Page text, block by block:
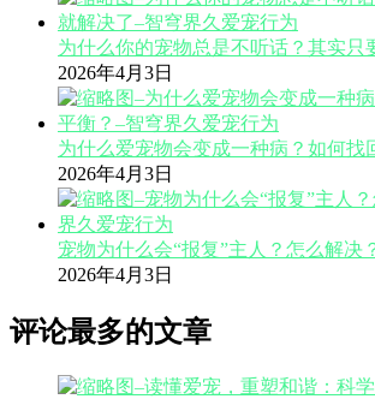
为什么你的宠物总是不听话？其实只
2026年4月3日
为什么爱宠物会变成一种病？如何找
2026年4月3日
宠物为什么会“报复”主人？怎么解决
2026年4月3日
评论最多的文章